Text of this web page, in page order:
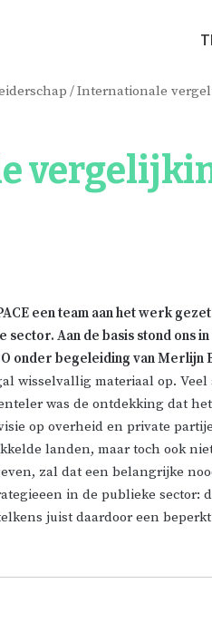
/Internationale
een team aan het werk
sector. Aan de basis stond ons
onder begeleiding vanMerlijn
wisselvallig materiaal op. Veel
was de ontdekking dat
op overheid en private
landen, maar toch ook
zal dat een belangrijke
in de publieke sector:
juist daardoor een